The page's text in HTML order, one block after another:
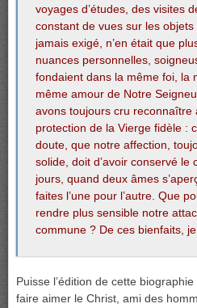
voyages d’études, des visites
constant de vues sur les objets
jamais exigé, n’en était que
nuances personnelles,
fondaient dans la même foi, la
même amour de Notre
avons toujours cru reconnaître
protection de la Vierge fidèle :
doute, que notre affection,
solide, doit d’avoir conservé le
jours, quand deux âmes
faites l’une pour l’autre. Que
rendre plus sensible notre
commune ? De ces bienfaits,
Puisse l’édition de cette
faire aimer le Christ, ami des